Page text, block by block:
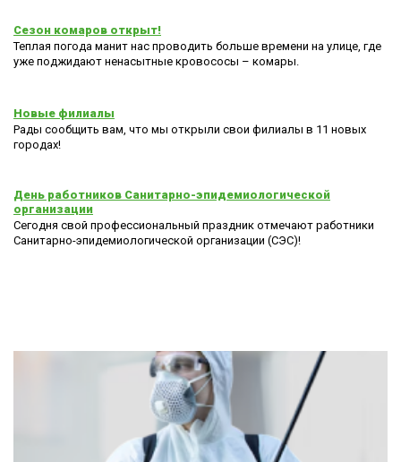
Сезон комаров открыт!
Теплая погода манит нас проводить больше времени на улице, где
уже поджидают ненасытные кровососы – комары.
Новые филиалы
Рады сообщить вам, что мы открыли свои филиалы в 11 новых
городах!
День работников Санитарно-эпидемиологической
организации
Сегодня свой профессиональный праздник отмечают работники
Санитарно-эпидемиологической организации (СЭС)!